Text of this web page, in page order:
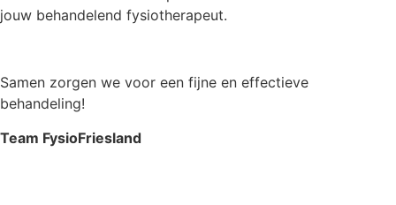
jouw behandelend fysiotherapeut.
Samen zorgen we voor een fijne en effectieve
behandeling!
Team FysioFriesland